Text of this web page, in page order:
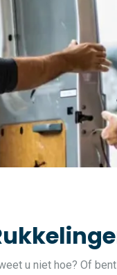
u niet hoe? Of